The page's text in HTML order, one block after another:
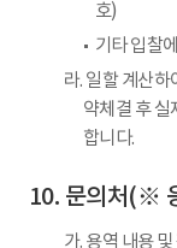
호)
기타 입찰
라. 일할 계산하
약체결 후 실
합니다.
문의처(※
가. 용역 내용